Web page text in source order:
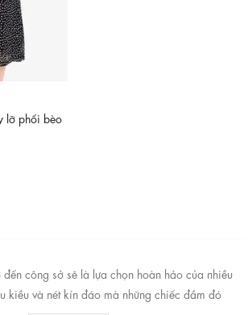
lỡ phối bèo
công sở sẽ là lựa chọn hoàn hảo của nhiều
kiều và nét kín đáo mà những chiếc đầm đó